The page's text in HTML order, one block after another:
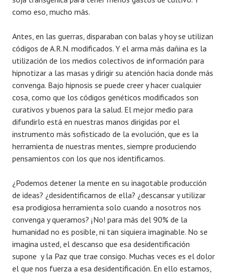
como eso, mucho más.
Antes, en las guerras, disparaban con balas y hoy se utilizan
códigos de A.R.N. modificados. Y el arma más dañina es la
utilización de los medios colectivos de información para
hipnotizar a las masas y dirigir su atención hacia donde más
convenga. Bajo hipnosis se puede creer y hacer cualquier
cosa, como que los códigos genéticos modificados son
curativos y buenos para la salud. El mejor medio para
difundirlo está en nuestras manos dirigidas por el
instrumento más sofisticado de la evolución, que es la
herramienta de nuestras mentes, siempre produciendo
pensamientos con los que nos identificamos.
¿Podemos detener la mente en su inagotable producción
de ideas? ¿desidentificarnos de ella? ¿descansar y utilizar
esa prodigiosa herramienta solo cuando a nosotros nos
convenga y queramos? ¡No! para más del 90% de la
humanidad no es posible, ni tan siquiera imaginable. No se
imagina usted, el descanso que esa desidentificación
supone y la Paz que trae consigo. Muchas veces es el dolor
el que nos fuerza a esa desidentificación. En ello estamos,